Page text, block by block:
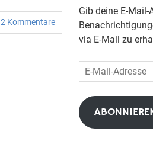
2 Kommentare
Gib deine E-Mail-
via E-Mail zu
E-
Mail-
Adresse